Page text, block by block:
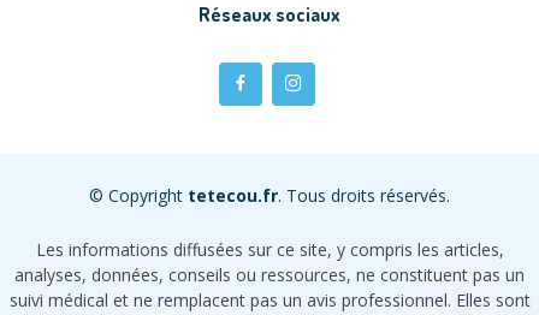
Réseaux sociaux
© Copyright tetecou.fr. Tous droits réservés.
Les informations diffusées sur ce site, y compris les articles,
analyses, données, conseils ou ressources, ne constituent pas un
suivi médical et ne remplacent pas un avis professionnel. Elles sont